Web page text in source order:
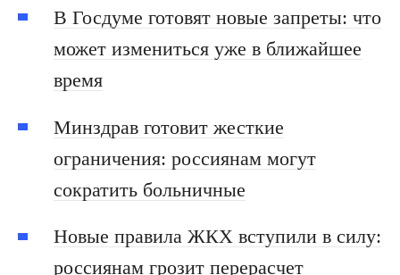
В Госдуме готовят новые запреты: что
может измениться уже в ближайшее
время
Минздрав готовит жесткие
ограничения: россиянам могут
сократить больничные
Новые правила ЖКХ вступили в силу:
россиянам грозит перерасчет